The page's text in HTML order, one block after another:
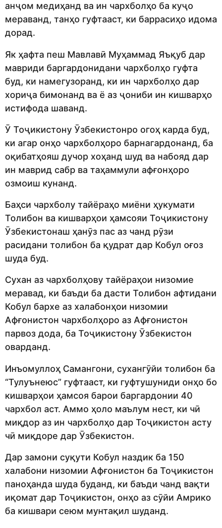
анҷом медиҳанд ва ин чархболҳо ба куҷо
мераванд, танҳо гуфтааст, ки баррасиҳо идома
дорад.
Як ҳафта пеш Мавлавӣ Муҳаммад Яъқуб дар
мавриди баргардонидани чархболҳо гуфта
буд, ки намегузоранд, ки ин чархболҳо дар
хориҷа бимонанд ва ё аз ҷониби ин кишварҳо
истифода шаванд.
Ӯ Тоҷикистону Ӯзбекистонро огоҳ карда буд,
ки агар онҳо чархболҳоро барнагардонанд, ба
оқибатҳояш дучор хоҳанд шуд ва набояд дар
ин маврид сабр ва таҳаммули афғонҳоро
озмоиш кунанд.
Баҳси чархболу тайёраҳо миёни ҳукумати
Толибон ва кишварҳои ҳамсояи Тоҷикистону
Ӯзбекистонаш ҳанӯз пас аз чанд рӯзи
расидани толибон ба қудрат дар Кобул оғоз
шуда буд.
Сухан аз чархболҳову тайёраҳои низомие
меравад, ки баъди ба дасти Толибон афтидани
Кобул бархе аз халабонҳои низомии
Афғонистон чархболҳоро аз Афғонистон
парвоз дода, ба Тоҷикистону Ӯзбекистон
оварданд.
Инъомуллоҳ Самангони, сухангӯйи толибон ба
“Тулуънеюс” гуфтааст, ки гуфтушуниди онҳо бо
кишварҳои ҳамсоя барои баргардонии 40
чархбол аст. Аммо ҳоло маълум нест, ки чӣ
миқдор аз ин чархболҳо дар Тоҷикистон асту
чӣ миқдоре дар Ӯзбекистон.
Дар замони суқути Кобул наздик ба 150
халабони низомии Афғонистон ба Тоҷикистон
паноҳанда шуда буданд, ки баъди чанд вақти
иқомат дар Тоҷикистон, онҳо аз сӯйи Амрико
ба кишвари сеюм мунтақил шуданд.